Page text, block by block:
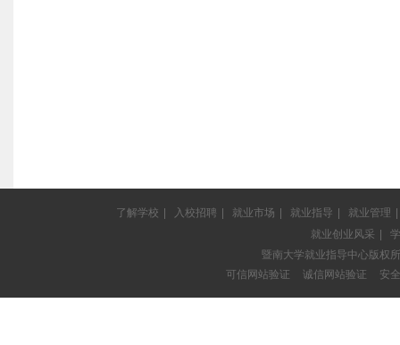
了解学校 入校招聘 就业市场 就业指导 就业管理
就业创业风采
暨南大学就业指导中心版权
可信网站验证
诚信网站验证 安